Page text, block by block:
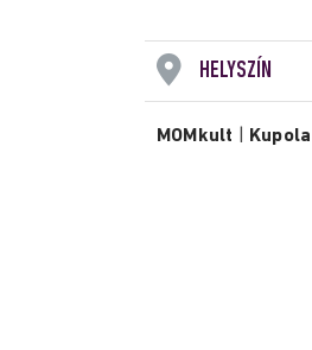
HELYSZÍN
MOMkult Kupola